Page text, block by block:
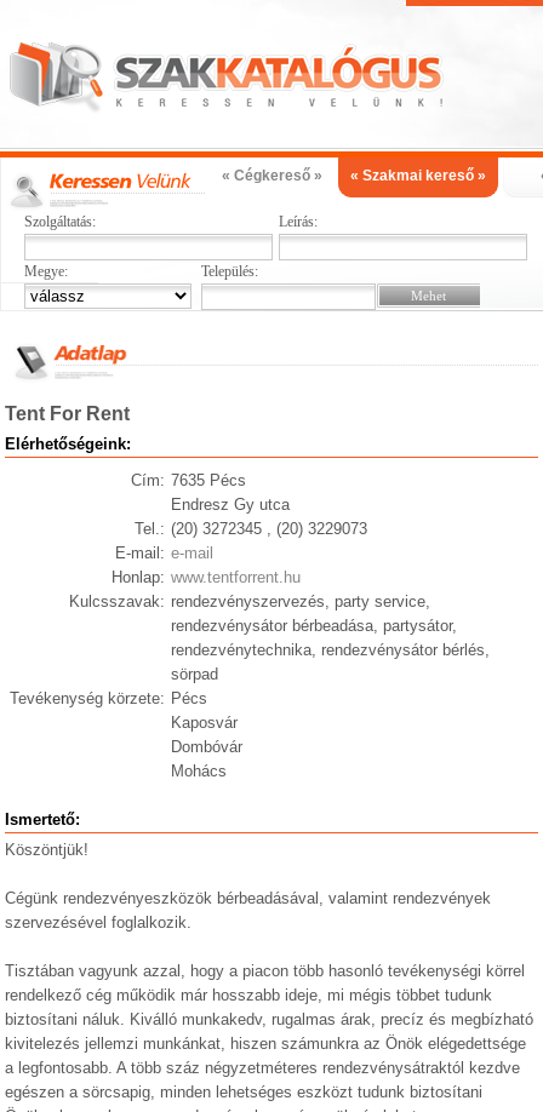
« Cégkereső » « Szakmai kereső »
Szolgáltatás: Leírás:
Megye: Település:
Tent For Rent
Elérhetőségeink:
Cím: 7635 Pécs
Endresz Gy utca
Tel.: (20) 3272345 , (20) 3229073
E-mail: e-mail
Honlap: www.tentforrent.hu
Kulcsszavak: rendezvényszervezés, party service,
rendezvénysátor bérbeadása, partysátor,
rendezvénytechnika, rendezvénysátor bérlés,
sörpad
Tevékenység körzete: Pécs
Kaposvár
Dombóvár
Mohács
Ismertető:
Köszöntjük!
Cégünk rendezvényeszközök bérbeadásával, valamint rendezvények
szervezésével foglalkozik.
Tisztában vagyunk azzal, hogy a piacon több hasonló tevékenységi körrel
rendelkező cég működik már hosszabb ideje, mi mégis többet tudunk
biztosítani náluk. Kiválló munkakedv, rugalmas árak, precíz és megbízható
kivitelezés jellemzi munkánkat, hiszen számunkra az Önök elégedettsége
a legfontosabb. A több száz négyzetméteres rendezvénysátraktól kezdve
egészen a sörcsapig, minden lehetséges eszközt tudunk biztosítani